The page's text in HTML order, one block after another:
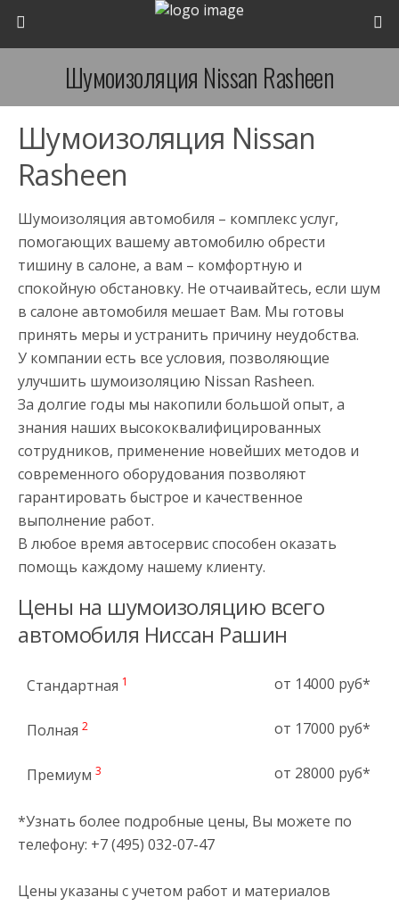
Шумоизоляция Nissan Rasheen
Шумоизоляция Nissan
Rasheen
Шумоизоляция автомобиля – комплекс услуг,
помогающих вашему автомобилю обрести
тишину в салоне, а вам – комфортную и
спокойную обстановку. Не отчаивайтесь, если шум
в салоне автомобиля мешает Вам. Мы готовы
принять меры и устранить причину неудобства.
У компании есть все условия, позволяющие
улучшить шумоизоляцию Nissan Rasheen.
За долгие годы мы накопили большой опыт, а
знания наших высококвалифицированных
сотрудников, применение новейших методов и
современного оборудования позволяют
гарантировать быстрое и качественное
выполнение работ.
В любое время автосервис способен оказать
помощь каждому нашему клиенту.
Цены на шумоизоляцию всего
автомобиля Ниссан Рашин
Стандартная 1 от 14000 руб*
Полная 2 от 17000 руб*
Премиум 3 от 28000 руб*
*Узнать более подробные цены, Вы можете по
телефону: +7 (495) 032-07-47
Цены указаны с учетом работ и материалов